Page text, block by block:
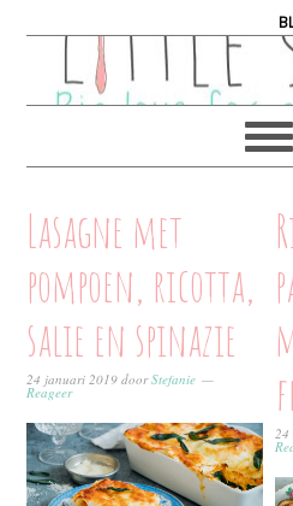
Lasagne met
pompoen, ricotta,
salie en spinazie
24 januari 2019 doorStefanie
Reageer
24